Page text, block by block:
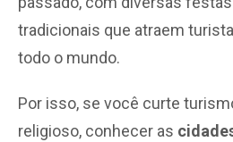
tradicionais que atraem
todo o mundo.
Por isso, se você curte
religioso, conhecer as